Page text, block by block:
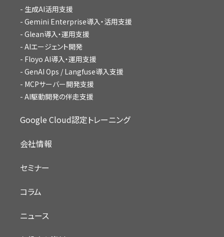
生成AI活用支援
Gemini Enterprise導入・活用支援
Glean導入・運用支援
AIエージェント開発
Floyo AI導入・運用支援
GenAI Ops / Langfuse導入支援
MCPサーバー開発支援
AI駆動開発の伴走支援
Google Cloud認定トレーニング
会社情報
セミナー
コラム
ニュース